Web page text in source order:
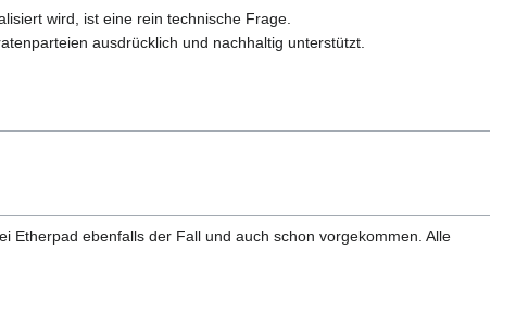
wird, ist eine rein technische Frage.
ausdrücklich und nachhaltig unterstützt.
Etherpad ebenfalls der Fall und auch schon vorgekommen. Alle